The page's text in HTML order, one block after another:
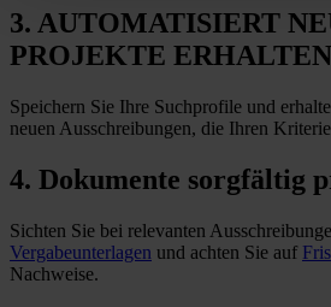
3. AUTOMATISIERT
PROJEKTE ERHALTEN
Speichern Sie Ihre Suchprofile und
neuen Ausschreibungen, die Ihren
4. Dokumente sorgfältig
Sichten Sie bei relevanten
Vergabeunterlagen und achten Sie auf
Nachweise.